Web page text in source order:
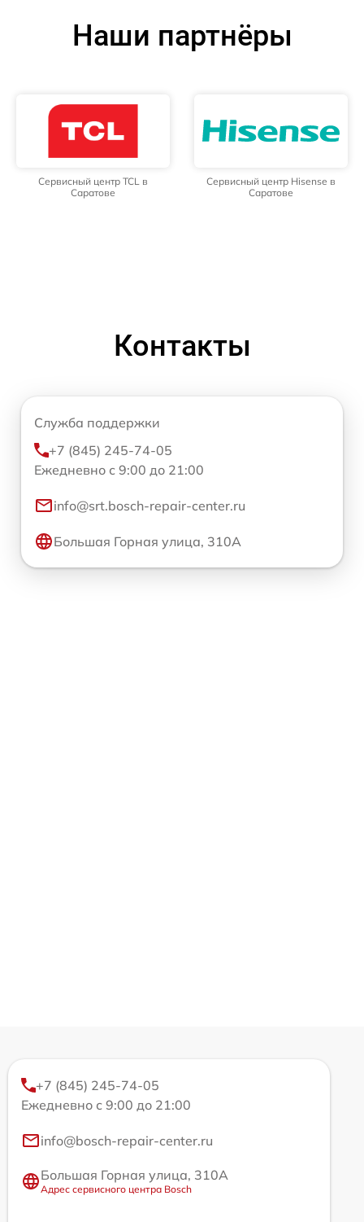
Наши партнёры
Сервисный центр TCL в
Саратове
Сервисный центр Hisense в
Саратове
Контакты
Служба поддержки
+7 (845) 245-74-05
Ежедневно с 9:00 до 21:00
info@srt.bosch-repair-center.ru
Большая Горная улица, 310А
+7 (845) 245-74-05
Ежедневно с 9:00 до 21:00
info@bosch-repair-center.ru
Большая Горная улица, 310А
Адрес сервисного центра Bosch